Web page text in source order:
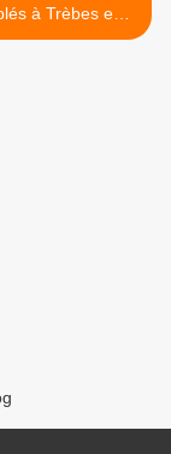
à Trèbes en
deux collègues